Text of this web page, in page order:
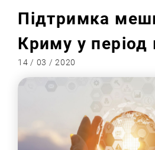
Підтримка
Криму у період
14 / 03 / 2020